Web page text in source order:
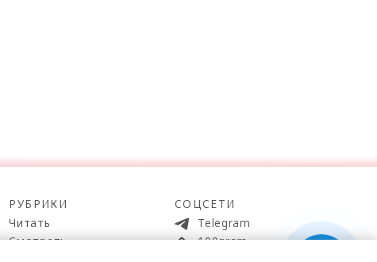
РУБРИКИ
Читать
Смотреть
СОЦСЕТИ
Telegram
100gram